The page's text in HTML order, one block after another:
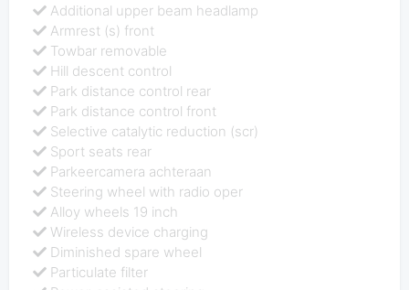
Additional upper beam headlamp
Armrest (s) front
Towbar removable
Hill descent control
Park distance control rear
Park distance control front
Selective catalytic reduction (scr)
Sport seats rear
Parkeercamera achteraan
Steering wheel with radio oper
Alloy wheels 19 inch
Wireless device charging
Diminished spare wheel
Particulate filter